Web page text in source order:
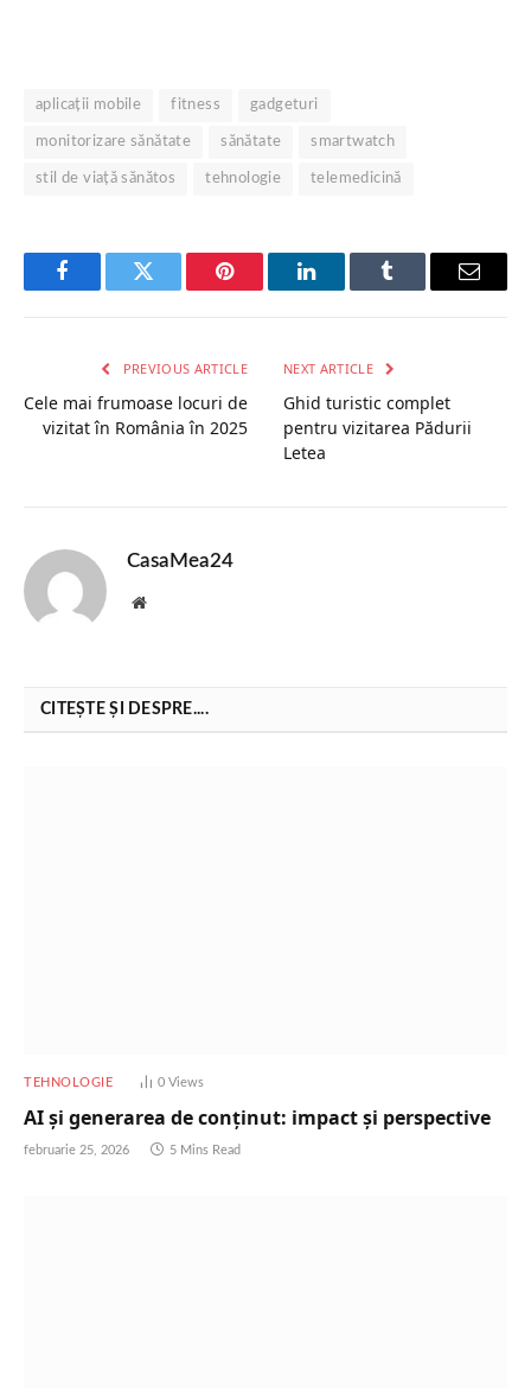
aplicații mobile fitness gadgeturi
monitorizare sănătate sănătate smartwatch
stil de viață sănătos tehnologie telemedicină
FacebookTwitter Pinterest LinkedInTumblr Email
PREVIOUS ARTICLE
Cele mai frumoase locuri de
vizitat în România în 2025
NEXT ARTICLE
Ghid turistic complet
pentru vizitarea Pădurii
Letea
CasaMea24
Website
CITEȘTE ȘI DESPRE....
TEHNOLOGIE 0 Views
AI și generarea de conținut: impact și perspective
februarie 25, 2026 5 Mins Read